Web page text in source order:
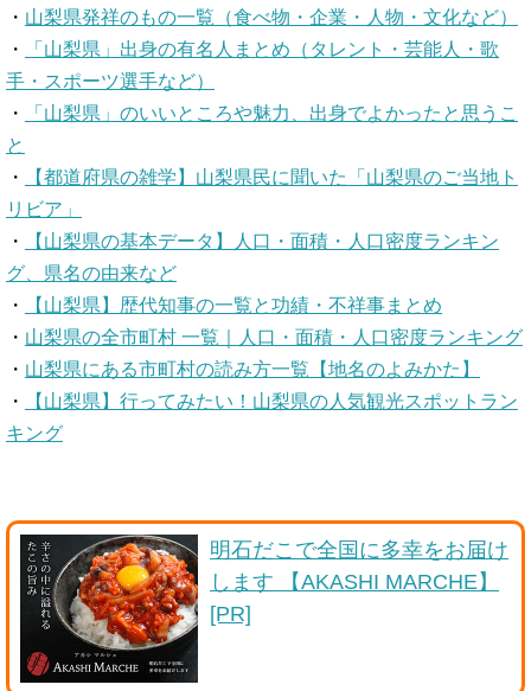
・ 山梨県発祥のもの一覧（食べ物・企業・人物・文化など）
・
「山梨県」出身の有名人まとめ（タレント・芸能人・歌
手・スポーツ選手など）
・
「山梨県」のいいところや魅力、出身でよかったと思うこ
と
・
【都道府県の雑学】山梨県民に聞いた「山梨県のご当地ト
リビア」
・
【山梨県の基本データ】人口・面積・人口密度ランキン
グ、県名の由来など
・
【山梨県】歴代知事の一覧と功績・不祥事まとめ
・ 山梨県の全市町村 一覧｜人口・面積・人口密度ランキング
・ 山梨県にある市町村の読み方一覧【地名のよみかた】
・
【山梨県】行ってみたい！山梨県の人気観光スポットラン
キング
明石だこで全国に多幸をお届け
します 【AKASHI MARCHE】
[PR]